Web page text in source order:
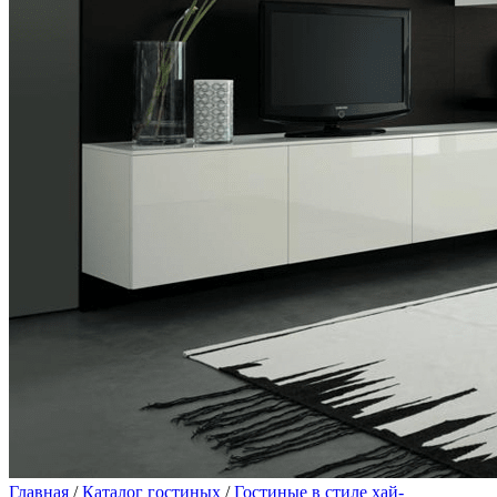
Главная /Каталог гостиных /Гостиные в стиле хай-